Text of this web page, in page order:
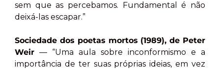
sem que as percebamos. Fundamental é não
deixá-las escapar.”
Sociedade dos poetas mortos (1989), de Peter
Weir — “Uma aula sobre inconformismo e a
importância de ter suas próprias ideias, em vez